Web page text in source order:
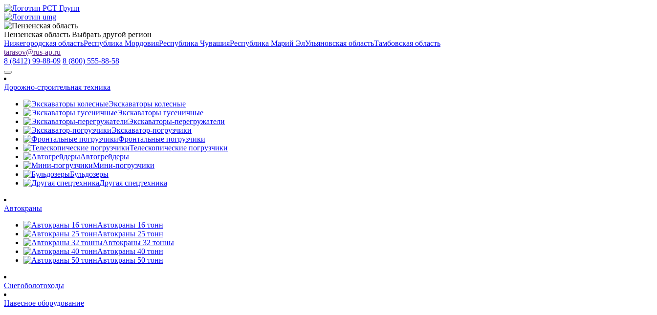
Пензенская область Выбрать другой регион
Нижегородская областьРеспублика МордовияРеспублика ЧувашияРеспублика Марий ЭлУльяновская областьТамбовская область
tarasov@rus-ap.ru
8 (8412) 99-88-09 8 (800) 555-88-58
Дорожно-строительная техника
Экскаваторы колесные
Экскаваторы гусеничные
Экскаваторы-перегружатели
Экскаватор-погрузчики
Фронтальные погрузчики
Телескопические погрузчики
Автогрейдеры
Мини-погрузчики
Бульдозеры
Другая спецтехника
Автокраны
Автокраны 16 тонн
Автокраны 25 тонн
Автокраны 32 тонны
Автокраны 40 тонн
Автокраны 50 тонн
Снегоболотоходы
Навесное оборудование